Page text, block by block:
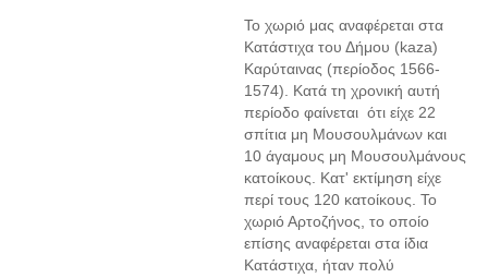
Το χωριό μας αναφέρεται στα
Κατάστιχα του Δήμου (kaza)
Καρύταινας (περίοδος 1566-
1574). Κατά τη χρονική αυτή
περίοδο φαίνεται ότι είχε 22
σπίτια μη Μουσουλμάνων και
10 άγαμους μη Μουσουλμάνους
κατοίκους. Κατ' εκτίμηση είχε
περί τους 120 κατοίκους. Το
χωριό Αρτοζήνος, το οποίο
επίσης αναφέρεται στα ίδια
Κατάστιχα, ήταν πολύ